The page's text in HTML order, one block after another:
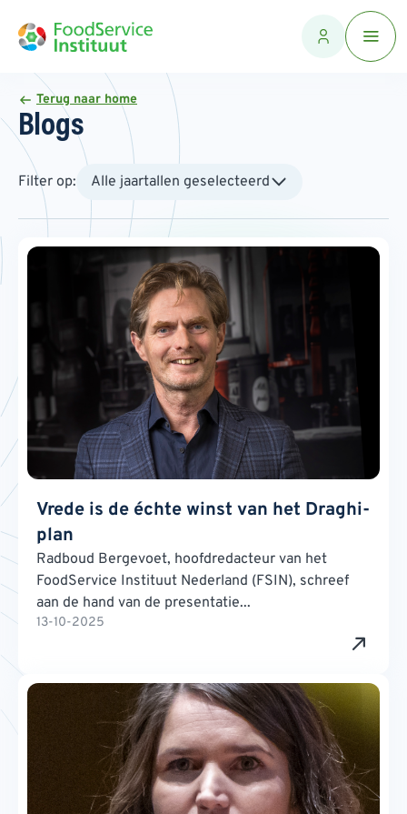
Terug naar home
Blogs
Filter op: Alle jaartallen geselecteerd
Vrede is de échte winst van het Draghi-
plan
Radboud Bergevoet, hoofdredacteur van het
FoodService Instituut Nederland (FSIN), schreef
aan de hand van de presentatie...
13-10-2025